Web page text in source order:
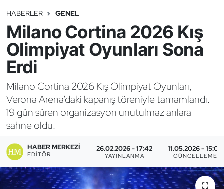
HABERLER GENEL
Milano Cortina 2026 Kış
Olimpiyat Oyunları Sona
Erdi
Milano Cortina 2026 Kış Olimpiyat Oyunları,
Verona Arena’daki kapanış töreniyle tamamlandı.
19 gün süren organizasyon unutulmaz anlara
sahne oldu.
HABER MERKEZI
EDITÖR
26.02.2026 - 17:42
YAYINLANMA
11.05.2026 - 15:03
GÜNCELLEME
Binicilik
Bisiklet
Bocce Bowling Dart
Boks
Briç
Buz Hokeyi
Buz Pateni